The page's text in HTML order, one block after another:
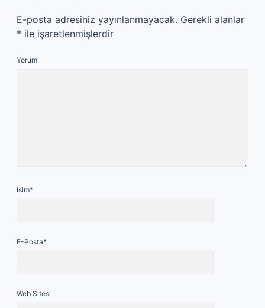
E-posta adresiniz yayınlanmayacak. Gerekli alanlar
* ile işaretlenmişlerdir
Yorum
İsim*
E-Posta*
Web Sitesi